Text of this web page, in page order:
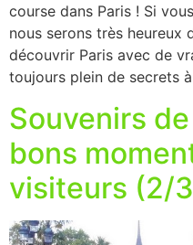
course dans Paris ! Si
nous serons très heureux
découvrir Paris avec de
toujours plein de secrets
Souvenirs
bons
visiteurs (2/